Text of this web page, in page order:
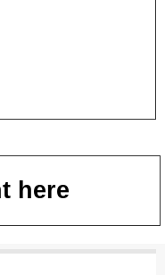
here